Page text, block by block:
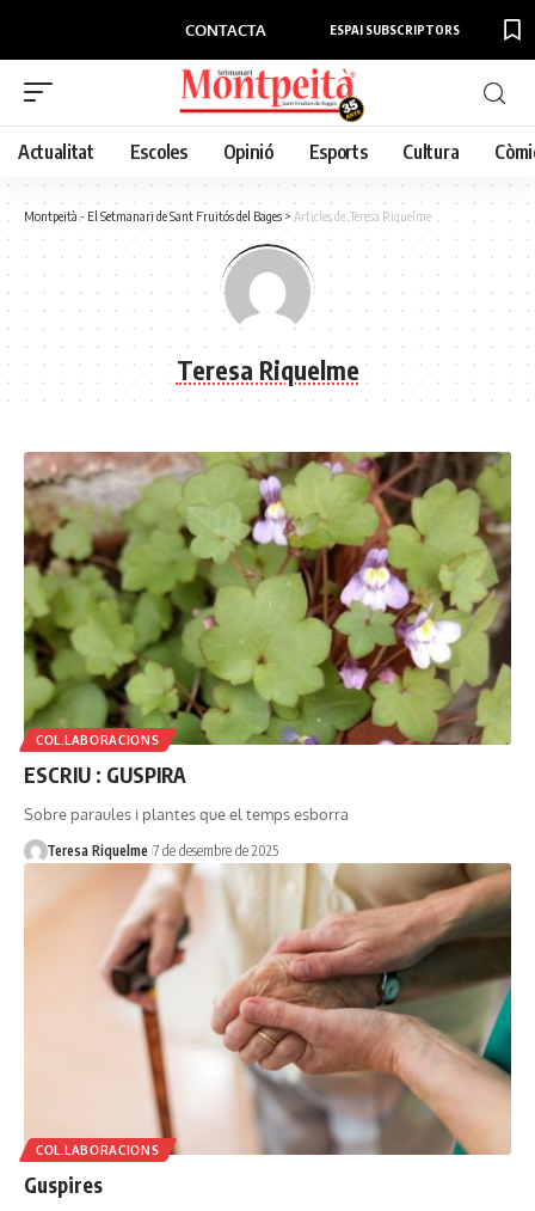
CONTACTA ESPAI SUBSCRIPTORS
Actualitat Escoles Opinió Esports Cultura
Montpeità - El Setmanari de Sant Fruitós del Bages > Articles de: Teresa Riquelme
Teresa Riquelme
COL.LABORACIONS
ESCRIU : GUSPIRA
Sobre paraules i plantes que el temps esborra
Teresa Riquelme 7 de desembre de 2025
COL.LABORACIONS
Guspires